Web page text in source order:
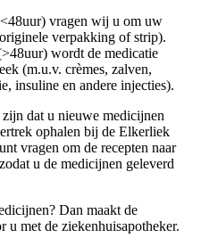
vragen wij u om uw
verpakking of strip).
wordt de medicatie
(m.u.v. crèmes, zalven,
insuline en andere injecties).
dat u nieuwe medicijnen
ophalen bij de Elkerliek
vragen om de recepten naar
u de medicijnen geleverd
Dan maakt de
u met de ziekenhuisapotheker.